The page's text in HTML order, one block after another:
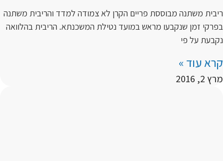
ריבית משתנה מבוססת פריים הקרן לא צמודה למדד והריבית משתנה
בפרקי זמן שנקבעו מראש במועד נטילת המשכנתא. הריבית בהלוואה
נקבעת על פי
קרא עוד »
מרץ 2, 2016